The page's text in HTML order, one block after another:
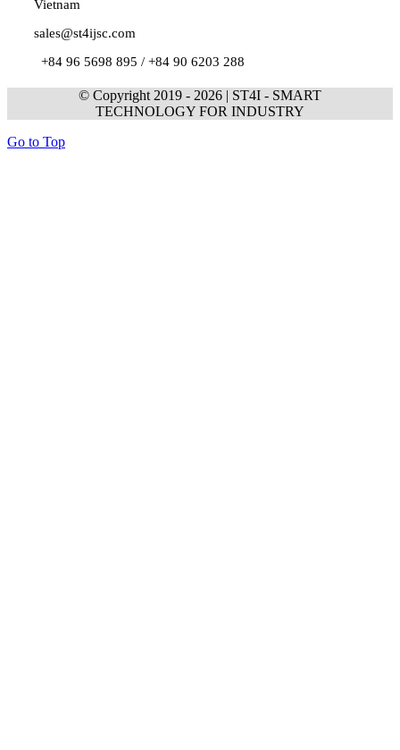
Vietnam
sales@st4ijsc.com
+84 96 5698 895 / +84 90 6203 288
© Copyright 2019 - 2026 | ST4I - SMART
TECHNOLOGY FOR INDUSTRY
Go to Top